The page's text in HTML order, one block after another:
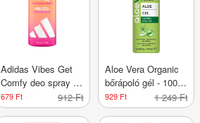
Adidas Vibes Get
Comfy deo spray -
150 ml
679 Ft 912 Ft
Aloe Vera Organic
bőrápoló gél - 100
ml
929 Ft 1 249 Ft